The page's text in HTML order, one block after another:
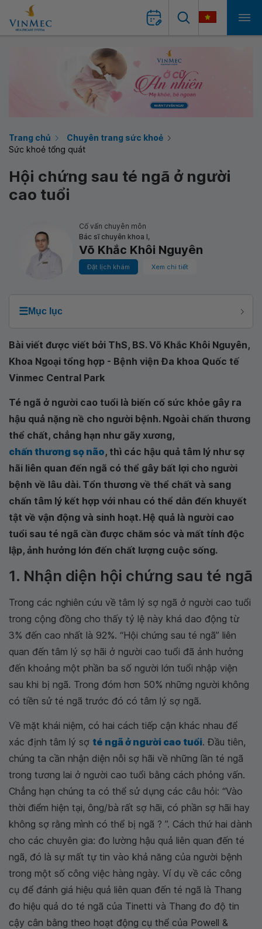
Trang chủ
Chuyên trang sức khoẻ
Sức khoẻ tổng quát
Hội chứng sau té ngã ở người
cao tuổi
Cố vấn chuyên môn
Bác sĩ chuyên khoa I,
Võ Khắc Khôi Nguyên
Đặt lịch khám Xem chi tiết
☰Mục lục
Bài viết được viết bởi ThS, BS. Võ Khắc Khôi Nguyên,
Khoa Ngoại tổng hợp - Bệnh viện Đa khoa Quốc tế
Vinmec Central Park
Té ngã ở người cao tuổi là biến cố sức khỏe gây ra
hậu quả nặng nề cho người bệnh. Ngoài chấn thương
thể chất, chẳng hạn như gãy xương,
chấn thương sọ não, thì các hậu quả tâm lý như sợ
hãi liên quan đến ngã có thể gây bất lợi cho người
bệnh về lâu dài. Tổn thương về thể chất và sang
chấn tâm lý kết hợp với nhau có thể dẫn đến khuyết
tật về vận động và sinh hoạt. Hệ quả là người cao
tuổi sau té ngã cần được chăm sóc và mất tính độc
lập, ảnh hưởng lớn đến chất lượng cuộc sống.
1. Nhận diện hội chứng sau té ngã
Trong các nghiên cứu về tâm lý sợ ngã ở người cao tuổi
trong cộng đồng cho thấy tỷ lệ này khá dao động từ
3% đến cao nhất là 92%. “Hội chứng sau té ngã” liên
quan đến tâm lý sợ hãi ở người cao tuổi đã ảnh hưởng
đến khoảng một phần ba số người lớn tuổi nhập viện
sau khi bị ngã. Trong đóm hơn 50% những người không
có tiền sử té ngã trước đó có tâm lý sợ ngã.
Về mặt khái niệm, có hai cách tiếp cận khác nhau để
xác định tâm lý sợ té ngã ở người cao tuổi. Đầu tiên,
chúng ta cần nhận diện nỗi sợ hãi về những lần té ngã
trong tương lai ở người cao tuổi bằng cách phỏng vấn.
Chẳng hạn chúng ta có thể sử dụng các câu hỏi: “Vào
thời điểm hiện tại, ông/bà rất sợ hãi, có phần sợ hãi hay
không sợ rằng mình có thể bị ngã ? ”. Cách thứ hai dành
cho các chuyên gia: đo lường hậu quả liên quan đến té
ngã, đó là sự mất tự tin vào khả năng của người bệnh
trong một số công việc hàng ngày. Ví dụ về các công
cụ để đánh giá hiệu quả liên quan đến té ngã là Thang
đo hiệu quả do té ngã của Tinetti và Thang đo độ tin
cậy cân bằng theo hoạt động cụ thể của Powell &